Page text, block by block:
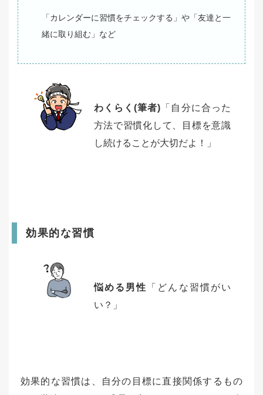
「カレンダーに習慣をチェックする」や「友達と一
緒に取り組む」など
わくらく(筆者) 「自分に合った
方法で習慣化して、目標を意識
し続けることが大切だよ！」
効果的な習慣
悩める男性
「どんな習慣がい
い？」
効果的な習慣は、自分の目標に直接関係するもの